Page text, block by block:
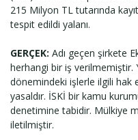
215 Milyon TL tutarında
tespit edildi yalanı.
GERÇEK: Adı geçen şirkete
herhangi bir iş verilmemiştir.
dönemindeki işlerle ilgili hak
yasaldır. İSKİ bir kamu
denetimine tabidir. Mülkiye
iletilmiştir.